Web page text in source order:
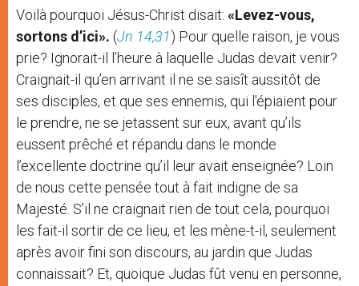
Voilà pourquoi Jésus-Christ disait: «Levez-vous,
sortons d’ici». (Jn 14,31) Pour quelle raison, je vous
prie? Ignorait-il l’heure à laquelle Judas devait venir?
Craignait-il qu’en arrivant il ne se saisît aussitôt de
ses disciples, et que ses ennemis, qui l’épiaient pour
le prendre, ne se jetassent sur eux, avant qu’ils
eussent prêché et répandu dans le monde
l’excellente doctrine qu’il leur avait enseignée? Loin
de nous cette pensée tout à fait indigne de sa
Majesté. S’il ne craignait rien de tout cela, pourquoi
les fait-il sortir de ce lieu, et les mène-t-il, seulement
après avoir fini son discours, au jardin que Judas
connaissait? Et, quoique Judas fût venu en personne,